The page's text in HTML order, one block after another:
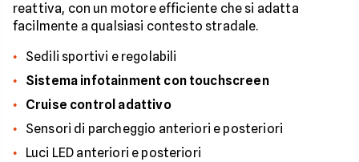
reattiva, con un motore efficiente che si adatta
facilmente a qualsiasi contesto stradale.
Sedili sportivi e regolabili
Sistema infotainment con touchscreen
Cruise control adattivo
Sensori di parcheggio anteriori e posteriori
Luci LED anteriori e posteriori